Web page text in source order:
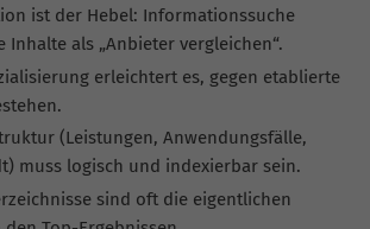
ist der Hebel: Informationssuche
Inhalte als „Anbieter vergleichen“.
erleichtert es, gegen etablierte
(Leistungen, Anwendungsfälle,
muss logisch und indexierbar sein.
sind oft die eigentlichen